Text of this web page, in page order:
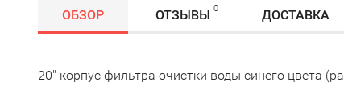
ОБЗОР ОТЗЫВЫ 0 ДОСТАВКА
20" корпус фильтра очистки воды синего цвета